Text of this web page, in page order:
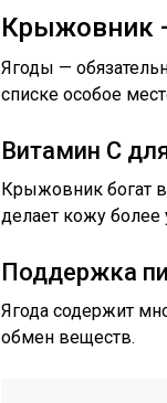
Крыжовник
Ягоды —
списке особое
Витамин С
Крыжовник богат
делает кожу
Поддержка
Ягода содержит
обмен веществ.